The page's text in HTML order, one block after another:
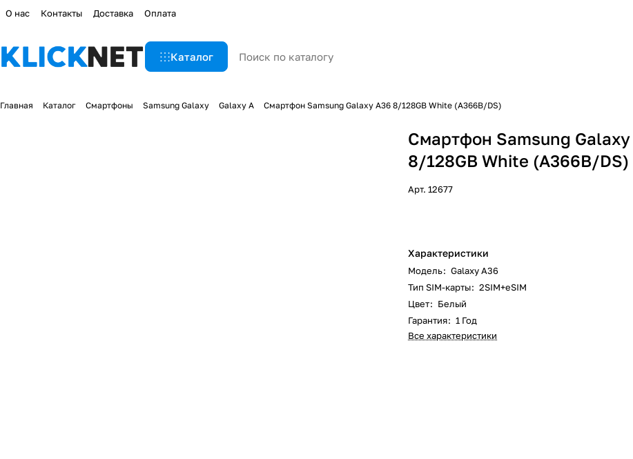
О нас Контакты Доставка Оплата
Каталог
Главная Каталог Смартфоны Samsung Galaxy Galaxy A Смартфон Samsung Galaxy A36 8/128GB White (A366B/DS)
Смартфон Samsung Galaxy
8/128GB White (A366B/DS)
Арт.12677
Характеристики
Модель: Galaxy A36
Тип SIM-карты: 2SIM+eSIM
Цвет: Белый
Гарантия: 1 Год
Все характеристики